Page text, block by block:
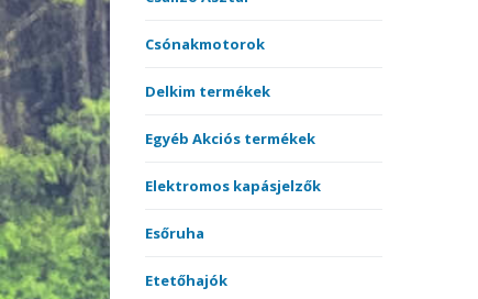
Csónakmotorok
Delkim termékek
Egyéb Akciós termékek
Elektromos kapásjelzők
Esőruha
Etetőhajók